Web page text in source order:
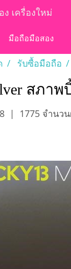
เครื่องใหม่
มือถือมือสอง
รับซื้อมือถือ
สภาพ
| 1775 จำนว